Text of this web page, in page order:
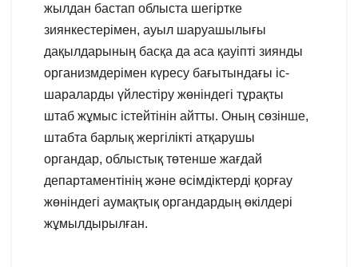
жылдан бастап облыста шегіртке
зиянкестерімен, ауыл шаруашылығы
дақылдарының басқа да аса қауіпті зиянды
организмдерімен күресу бағытындағы іс-
шараларды үйлестіру жөніндегі тұрақты
штаб жұмыс істейтінін айтты. Оның сөзінше,
штабта барлық жергілікті атқарушы
органдар, облыстық төтенше жағдай
департаментінің және өсімдіктерді қорғау
жөніндегі аумақтық органдардың өкілдері
жұмылдырылған.